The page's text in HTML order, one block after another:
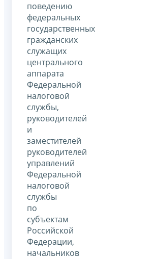
поведению
федеральных
государственных
гражданских
служащих
центрального
аппарата
Федеральной
налоговой
службы,
руководителей
и
заместителей
руководителей
управлений
Федеральной
налоговой
службы
по
субъектам
Российской
Федерации,
начальников